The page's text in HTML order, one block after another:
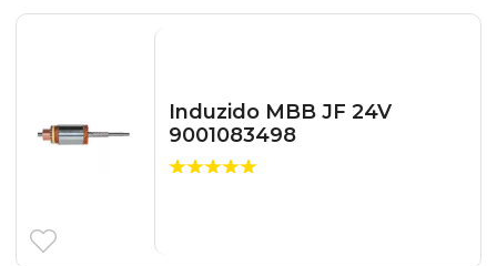
Induzido MBB JF 24V
9001083498